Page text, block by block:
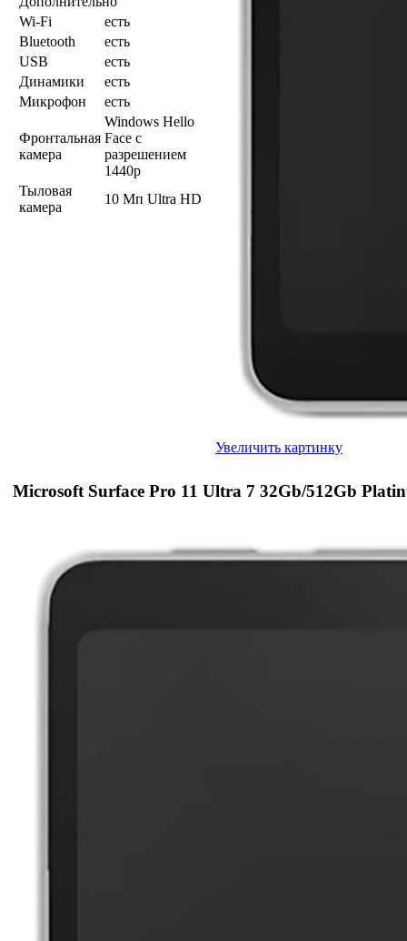
Wi-Fi
есть
Bluetooth
есть
USB
есть
Динамики
есть
Микрофон
есть
Фронтальная
камера
Windows Hello
Face с
разрешением
1440p
Тыловая
камера
10 Мп Ultra HD
Увеличить картинку
Microsoft Surface Pro 11 Ultra 7 32Gb/512Gb